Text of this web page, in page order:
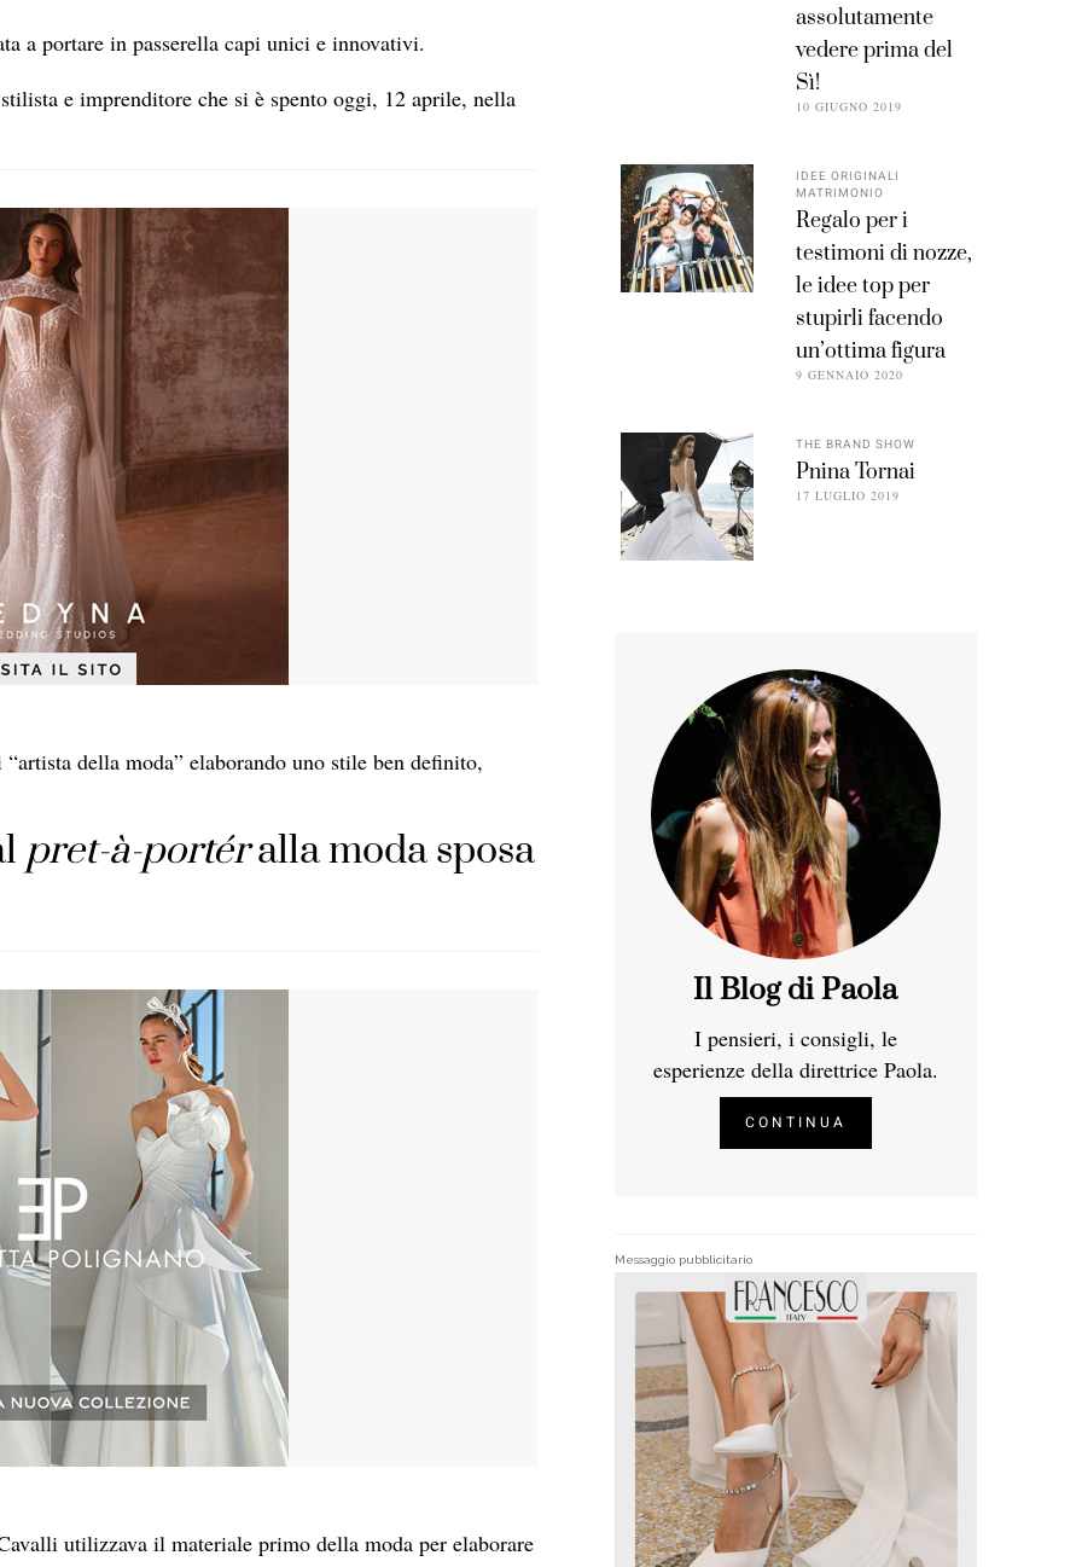
a portare in passerella capi unici e innovativi.
e imprenditore che si è spento oggi, 12 aprile, nella
della moda” elaborando uno stile ben definito,
pret-à-portéralla moda sposa
utilizzava il materiale primo della moda per elaborare
assolutamente
vedere prima del
Sì!
10 GIUGNO 2019
IDEE ORIGINALI
MATRIMONIO
Regalo per i
testimoni di nozze,
le idee top per
stupirli facendo
un’ottima figura
9 GENNAIO 2020
THE BRAND SHOW
Pnina Tornai
17 LUGLIO 2019
Il Blog di Paola
I pensieri, i consigli, le
esperienze della direttrice Paola.
CONTINUA
Messaggio pubblicitario